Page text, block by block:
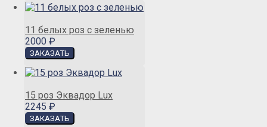
11 белых роз с зеленью
2000 ₽
15 роз Эквадор Lux
2245 ₽